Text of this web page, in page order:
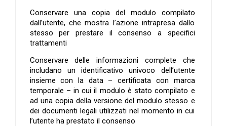
Conservare una copia del modulo compilato
dall’utente, che mostra l’azione intrapresa dallo
stesso per prestare il consenso a specifici
trattamenti
Conservare delle informazioni complete che
includano un identificativo univoco dell’utente
insieme con la data – certificata con marca
temporale – in cui il modulo è stato compilato e
ad una copia della versione del modulo stesso e
dei documenti legali utilizzati nel momento in cui
l’utente ha prestato il consenso